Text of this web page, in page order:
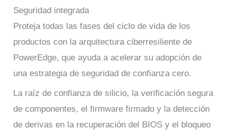
Seguridad integrada
Proteja todas las fases del ciclo de vida de los
productos con la arquitectura ciberresiliente de
PowerEdge, que ayuda a acelerar su adopción de
una estrategia de seguridad de confianza cero.
La raíz de confianza de silicio, la verificación segura
de componentes, el firmware firmado y la detección
de derivas en la recuperación del BIOS y el bloqueo